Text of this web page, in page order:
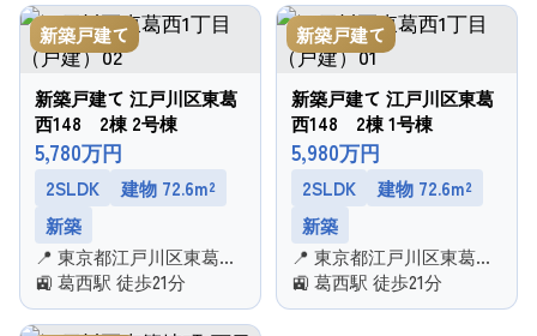
新築戸建て
新築戸建て 江戸川区東葛
西148 2棟 2号棟
5,780万円
2SLDK
建物 72.6m²
新築
📍 東京都江戸川区東葛西
１丁目
🚉 葛西駅 徒歩21分
新築戸建て
新築戸建て 江戸川区東葛
西148 2棟 1号棟
5,980万円
2SLDK
建物 72.6m²
新築
📍 東京都江戸川区東葛西
１丁目
🚉 葛西駅 徒歩21分